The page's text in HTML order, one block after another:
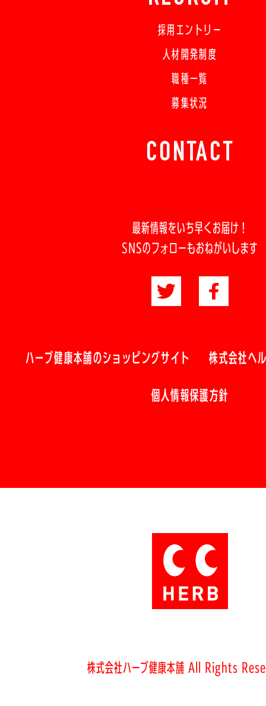
採用エントリー
人材開発制度
職種一覧
募集状況
CONTACT
最新情報をいち早くお届け！
SNSのフォローもおねがいします
ハーブ健康本舗のショッピングサイト 株式会社ヘ
個人情報保護方針
株式会社ハーブ健康本舗 All Rights